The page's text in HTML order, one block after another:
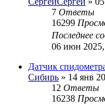
7 Ответы
16299
Последнее
06 июн
Датчик
Сибирь » 14 янв
12 Ответы
16238